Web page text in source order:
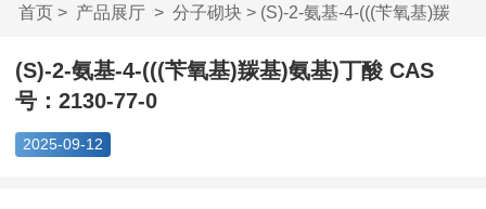
首页> 产品展厅> 分子砌块> (S)-2-氨基-4-(((苄氧基)羰
基)...
(S)-2-氨基-4-(((苄氧基)羰基)氨基)丁酸 CAS
号：2130-77-0
2025-09-12